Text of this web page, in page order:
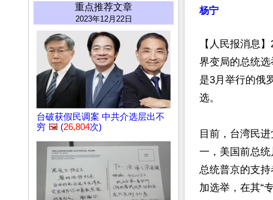
重点推荐文章
2023年12月22日
台破获假民调案 中共介选层出不
穷 🖼️ (26,804次)
杨宁
【人民报消息
界变局的总统
是3月举行的俄
选。
目前，台湾民
一，美国前总
总统普京的支
加选举，在其“